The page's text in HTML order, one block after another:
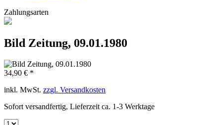
Zahlungsarten
Bild Zeitung, 09.01.1980
34,90 € *
inkl. MwSt. zzgl. Versandkosten
Sofort versandfertig, Lieferzeit ca. 1-3 Werktage